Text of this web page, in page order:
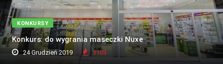
KONKURSY
Konkurs: do wygrania maseczki Nuxe
24 Grudzień 2019 3103